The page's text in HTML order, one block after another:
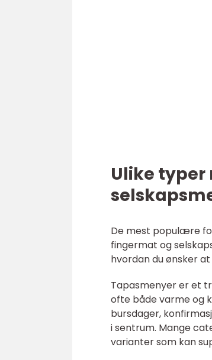
Ulike
De mest populære
fingermat og
hvordan du ønsker
Tapasmenyer er et
ofte både varme og
bursdager,
i sentrum. Mange
varianter som kan